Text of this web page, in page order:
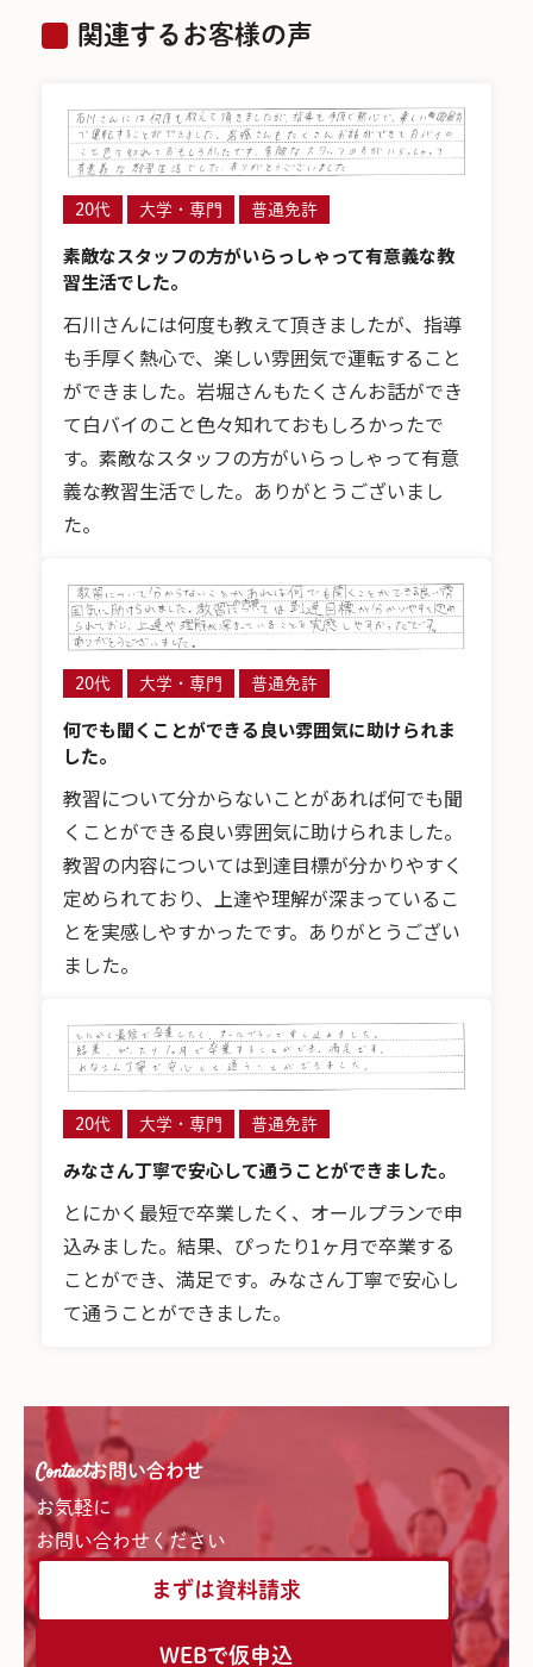
関連するお客様の声
20代 大学・専門 普通免許
素敵なスタッフの方がいらっしゃって有意義な教
習生活でした。
石川さんには何度も教えて頂きましたが、指導
も手厚く熱心で、楽しい雰囲気で運転すること
ができました。岩堀さんもたくさんお話ができ
て白バイのこと色々知れておもしろかったで
す。素敵なスタッフの方がいらっしゃって有意
義な教習生活でした。ありがとうございまし
た。
20代 大学・専門 普通免許
何でも聞くことができる良い雰囲気に助けられま
した。
教習について分からないことがあれば何でも聞
くことができる良い雰囲気に助けられました。
教習の内容については到達目標が分かりやすく
定められており、上達や理解が深まっているこ
とを実感しやすかったです。ありがとうござい
ました。
20代 大学・専門 普通免許
みなさん丁寧で安心して通うことができました。
とにかく最短で卒業したく、オールプランで申
込みました。結果、ぴったり1ヶ月で卒業する
ことができ、満足です。みなさん丁寧で安心し
て通うことができました。
Contactお問い合わせ
お気軽に
お問い合わせください
まずは資料請求
WEBで仮申込